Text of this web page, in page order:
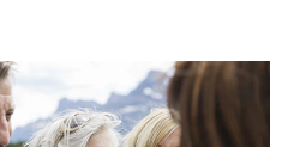
FÜR FACHKREISE